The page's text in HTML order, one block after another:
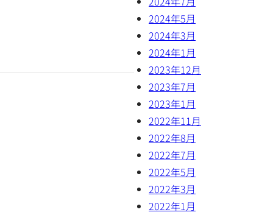
2024年5月
2024年3月
2024年1月
2023年12月
2023年7月
2023年1月
2022年11月
2022年8月
2022年7月
2022年5月
2022年3月
2022年1月